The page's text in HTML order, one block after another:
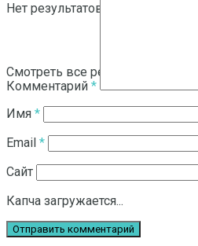
Нет результатов
Смотреть все результаты
Комментарий *
Имя *
Email *
Сайт
Капча загружается...